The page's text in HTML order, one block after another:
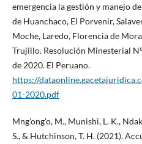
emergencia la gestión y manejo
de Huanchaco, El Porvenir,
Moche, Laredo, Florencia de
Trujillo. Resolución Minesterial
de 2020. El Peruano.
https://
01-2020.pdf
Mng’ong’o, M., Munishi, L. K.,
S., & Hutchinson, T. H. (2021).